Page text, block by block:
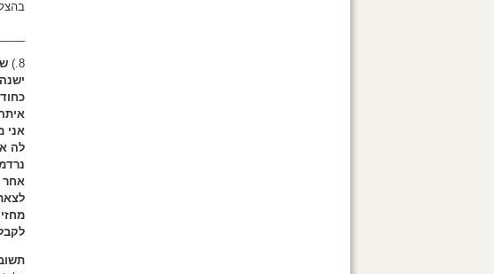
8.)
אני
אחר